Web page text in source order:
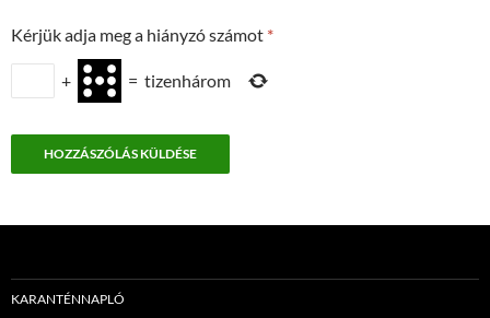
Kérjük adja meg a hiányzó számot *
+ = tizenhárom
KARANTÉNNAPLÓ